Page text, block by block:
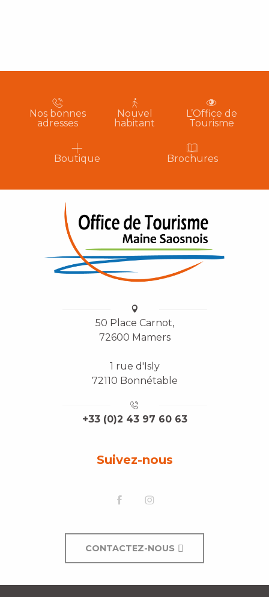
Nos bonnes
adresses
Nouvel
habitant
L’Office de
Tourisme
Boutique Brochures
50 Place Carnot,
72600 Mamers
1 rue d'Isly
72110 Bonnétable
+33 (0)2 43 97 60 63
Suivez-nous
CONTACTEZ-NOUS